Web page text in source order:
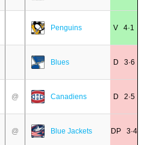
Penguins V 4·1
Blues D 3·6
@ Canadiens D 2·5
@ Blue Jackets DP 3·4